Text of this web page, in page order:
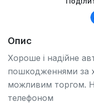
Опис
Хороше і надійне
пошкодженнями за
можливим торгом.
телефоном